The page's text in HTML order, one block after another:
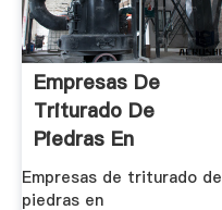
Empresas De
Triturado De
Piedras En
Bucaramanga
Empresas de triturado de
piedras en